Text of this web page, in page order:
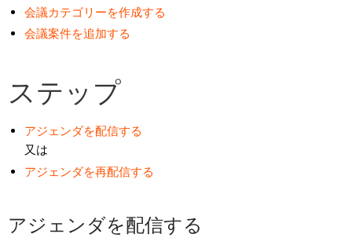
会議カテゴリーを作成する
会議案件を追加する
ステップ
アジェンダを配信する
又は
アジェンダを再配信する
アジェンダを配信する